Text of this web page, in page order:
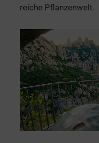
reiche Pflanzenwelt.